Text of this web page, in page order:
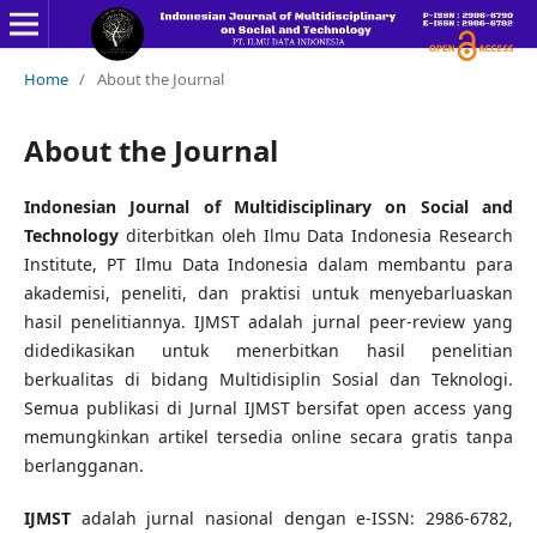
Home / About the Journal
About the Journal
Indonesian Journal of Multidisciplinary on Social and
Technologyditerbitkan oleh Ilmu Data Indonesia Research
Institute, PT Ilmu Data Indonesia dalam membantu para
akademisi, peneliti, dan praktisi untuk menyebarluaskan
hasil penelitiannya. IJMST adalah jurnal peer-review yang
didedikasikan untuk menerbitkan hasil penelitian
berkualitas di bidang Multidisiplin Sosial dan Teknologi.
Semua publikasi di Jurnal IJMST bersifat open access yang
memungkinkan artikel tersedia online secara gratis tanpa
berlangganan.
IJMSTadalah jurnal nasional dengan e-ISSN: 2986-6782,